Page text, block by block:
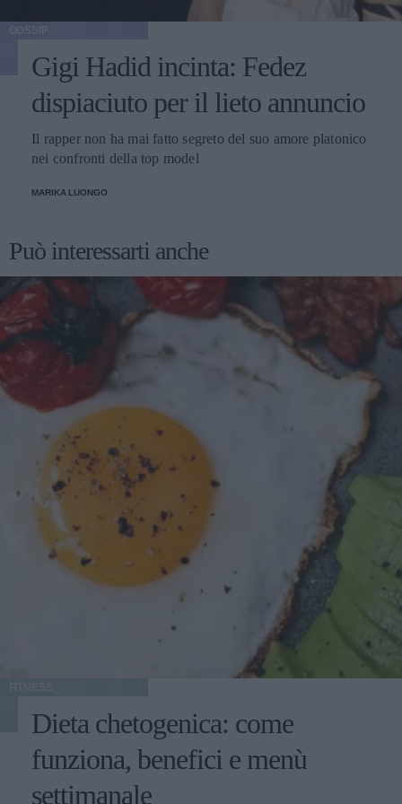
Gigi Hadid incinta: Fedez
dispiaciuto per il lieto annuncio
Il rapper non ha mai fatto segreto del suo amore platonico
nei confronti della top model
MARIKA LUONGO
Può interessarti anche
Dieta chetogenica: come
funziona, benefici e menù
settimanale